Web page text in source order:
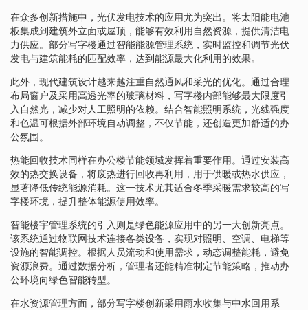
在众多创新措施中，光伏发电技术的应用尤为突出。将太阳能电池
板集成到建筑外立面或屋顶，能够有效利用自然资源，提供清洁电
力供应。部分写字楼通过智能能源管理系统，实时监控和调节光伏
发电与建筑能耗的匹配效率，达到能源最大化利用的效果。
此外，现代建筑设计越来越注重自然通风和采光的优化。通过合理
布局窗户及采用高透光率的玻璃材料，写字楼内部能够最大限度引
入自然光，减少对人工照明的依赖。结合智能照明系统，光线强度
和色温可根据外部环境自动调整，不仅节能，还创造更加舒适的办
公氛围。
热能回收技术同样在办公楼节能领域发挥着重要作用。通过安装高
效的热交换设备，将废热进行回收再利用，用于供暖或热水供应，
显著降低传统能源消耗。这一技术尤其适合冬季采暖需求较高的写
字楼环境，提升整体能源使用效率。
智能楼宇管理系统的引入则是绿色能源应用中的另一大创新亮点。
该系统通过物联网技术连接各类设备，实现对照明、空调、电梯等
设施的智能调控。根据人员流动和使用需求，动态调整能耗，避免
资源浪费。通过数据分析，管理者还能精准制定节能策略，推动办
公环境向绿色智能转型。
在水资源管理方面，部分写字楼创新采用雨水收集与中水回用系